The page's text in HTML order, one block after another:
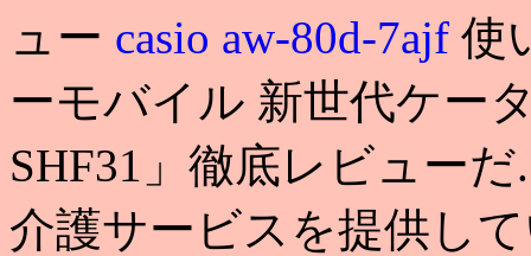
ュー casio aw-80d-7ajf 使
ーモバイル 新世代ケー
SHF31」徹底レビュー
介護サービスを提供し